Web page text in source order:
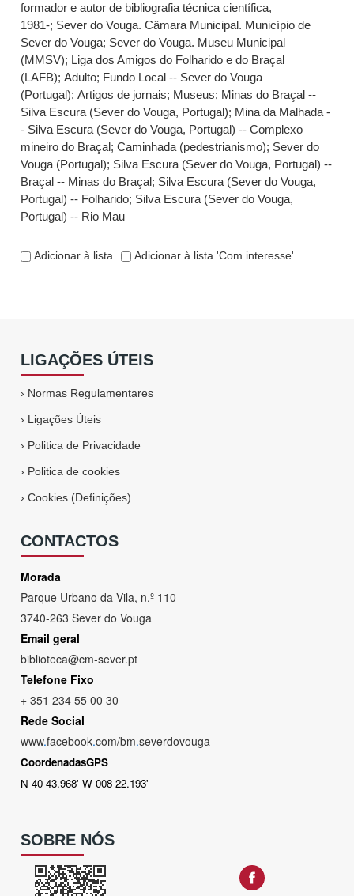
formador e autor de bibliografia técnica científica,
1981-; Sever do Vouga. Câmara Municipal. Município de
Sever do Vouga; Sever do Vouga. Museu Municipal
(MMSV); Liga dos Amigos do Folharido e do Braçal
(LAFB);Adulto; Fundo Local -- Sever do Vouga
(Portugal);Artigos de jornais; Museus; Minas do Braçal --
Silva Escura (Sever do Vouga, Portugal); Mina da Malhada -
- Silva Escura (Sever do Vouga, Portugal) -- Complexo
mineiro do Braçal;Caminhada (pedestrianismo); Sever do
Vouga (Portugal); Silva Escura (Sever do Vouga, Portugal) --
Braçal -- Minas do Braçal; Silva Escura (Sever do Vouga,
Portugal) -- Folharido; Silva Escura (Sever do Vouga,
Portugal) -- Rio Mau
Adicionar à lista Adicionar à lista 'Com interesse'
LIGAÇÕES ÚTEIS
› Normas Regulamentares
› Ligações Úteis
› Politica de Privacidade
› Politica de cookies
›Cookies (Definições)
CONTACTOS
Morada
Parque Urbano da Vila, n.º 110
3740-263 Sever do Vouga
Email geral
biblioteca@cm-sever.pt
Telefone Fixo
+ 351 234 55 00 30
Rede Social
www.facebook.com/bm.severdovouga
CoordenadasGPS
N 40 43.968' W 008 22.193'
SOBRE NÓS